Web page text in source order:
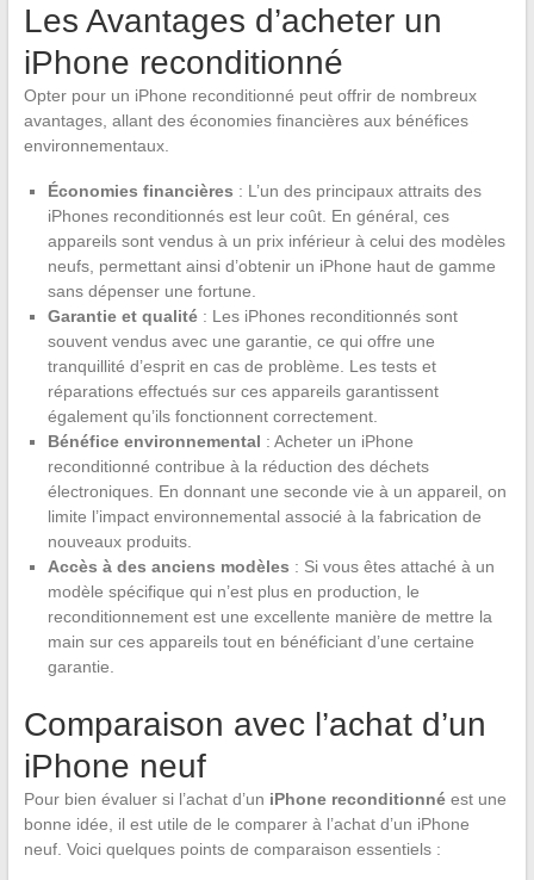
Les Avantages d’acheter un
iPhone reconditionné
Opter pour un iPhone reconditionné peut offrir de nombreux
avantages, allant des économies financières aux bénéfices
environnementaux.
Économies financières : L’un des principaux attraits des
iPhones reconditionnés est leur coût. En général, ces
appareils sont vendus à un prix inférieur à celui des modèles
neufs, permettant ainsi d’obtenir un iPhone haut de gamme
sans dépenser une fortune.
Garantie et qualité: Les iPhones reconditionnés sont
souvent vendus avec une garantie, ce qui offre une
tranquillité d’esprit en cas de problème. Les tests et
réparations effectués sur ces appareils garantissent
également qu’ils fonctionnent correctement.
Bénéfice environnemental : Acheter un iPhone
reconditionné contribue à la réduction des déchets
électroniques. En donnant une seconde vie à un appareil, on
limite l’impact environnemental associé à la fabrication de
nouveaux produits.
Accès à des anciens modèles : Si vous êtes attaché à un
modèle spécifique qui n’est plus en production, le
reconditionnement est une excellente manière de mettre la
main sur ces appareils tout en bénéficiant d’une certaine
garantie.
Comparaison avec l’achat d’un
iPhone neuf
Pour bien évaluer si l’achat d’un iPhone reconditionnéest une
bonne idée, il est utile de le comparer à l’achat d’un iPhone
neuf. Voici quelques points de comparaison essentiels :